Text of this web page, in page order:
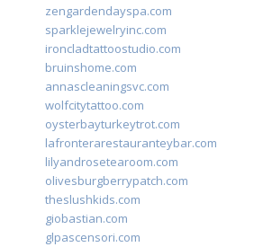
zengardendayspa.com
sparklejewelryinc.com
ironcladtattoostudio.com
bruinshome.com
annascleaningsvc.com
wolfcitytattoo.com
oysterbayturkeytrot.com
lafronterarestauranteybar.com
lilyandrosetearoom.com
olivesburgberrypatch.com
theslushkids.com
giobastian.com
glpascensori.com